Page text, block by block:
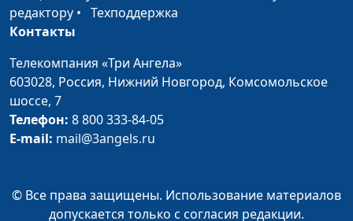
Милое детство
Цветы родного края
Чудесное путешествие
Атмосфера душевного
Бог отвел беду
редактору • Техподдержка
Контакты
Телекомпания «Три Ангела»
603028, Россия, Нижний Новгород, Комсомольское
шоссе, 7
Телефон: 8 800 333-84-05
E-mail: mail@3angels.ru
© Все права защищены. Использование материалов
допускается только с согласия редакции.